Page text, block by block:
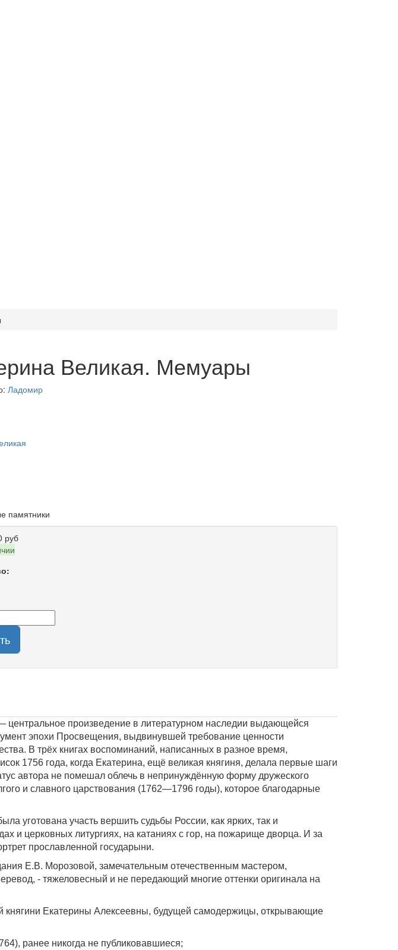
Великая. Мемуары
Ладомир
памятники
руб
произведение в литературном наследии выдающейся
эпохи Просвещения, выдвинувшей требование ценности
В трёх книгах воспоминаний, написанных в разное время,
1756 года, когда Екатерина, ещё великая княгиня, делала первые шаги
автора не помешал облечь в непринуждённую форму дружеского
и славного царствования (1762—1796 годы), которое благодарные
уготована участь вершить судьбы России, как ярких, так и
и церковных литургиях, на катаниях с гор, на пожарище дворца. И за
прославленной государыни.
Е.В. Морозовой, замечательным отечественным мастером,
- тяжеловесный и не передающий многие оттенки оригинала на
княгини Екатерины Алексеевны, будущей самодержицы, открывающие
ранее никогда не публиковавшиеся;